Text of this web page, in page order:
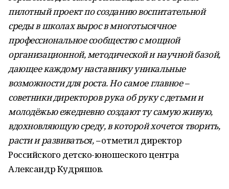
пилотный проект по созданию воспитательной
среды в школах вырос в многотысячное
профессиональное сообщество с мощной
организационной, методической и научной базой,
дающее каждому наставнику уникальные
возможности для роста. Но самое главное –
советники директоров рука об руку с детьми и
молодёжью ежедневно создают ту самую живую,
вдохновляющую среду, в которой хочется творить,
расти и развиваться, –отметил директор
Российского детско-юношеского центра
Александр Кудряшов.